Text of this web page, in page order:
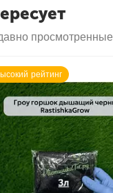
просмотренные
рейтинг